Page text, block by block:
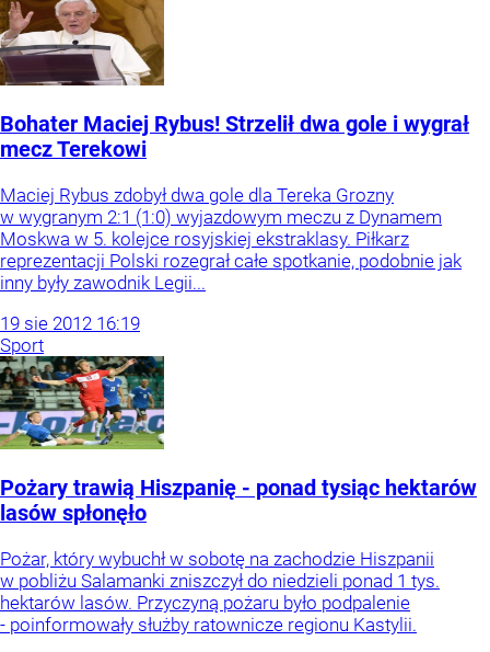
Bohater Maciej Rybus! Strzelił dwa gole i wygrał
mecz Terekowi
Maciej Rybus zdobył dwa gole dla Tereka Grozny
w wygranym 2:1 (1:0) wyjazdowym meczu z Dynamem
Moskwa w 5. kolejce rosyjskiej ekstraklasy. Piłkarz
reprezentacji Polski rozegrał całe spotkanie, podobnie jak
inny były zawodnik Legii...
19 sie 2012 16:19
Sport
Pożary trawią Hiszpanię - ponad tysiąc hektarów
lasów spłonęło
Pożar, który wybuchł w sobotę na zachodzie Hiszpanii
w pobliżu Salamanki zniszczył do niedzieli ponad 1 tys.
hektarów lasów. Przyczyną pożaru było podpalenie
- poinformowały służby ratownicze regionu Kastylii.